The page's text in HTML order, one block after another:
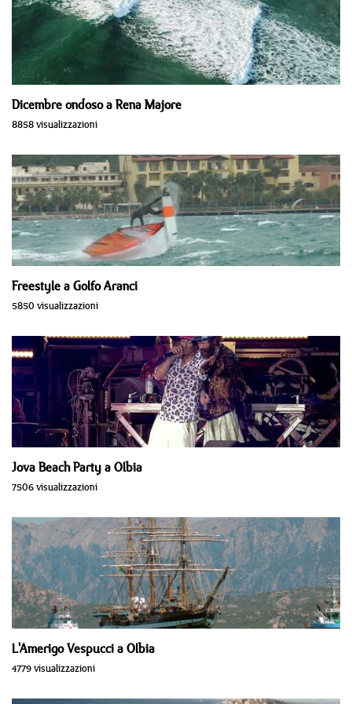
Dicembre ondoso a Rena Majore
8858 visualizzazioni
Freestyle a Golfo Aranci
5850 visualizzazioni
Jova Beach Party a Olbia
7506 visualizzazioni
L'Amerigo Vespucci a Olbia
4779 visualizzazioni